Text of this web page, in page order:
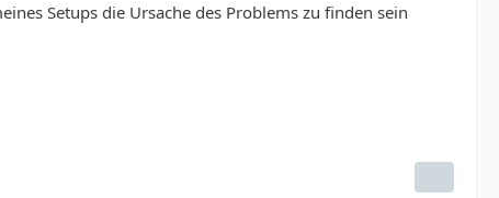
Setups die Ursache des Problems zu finden sein